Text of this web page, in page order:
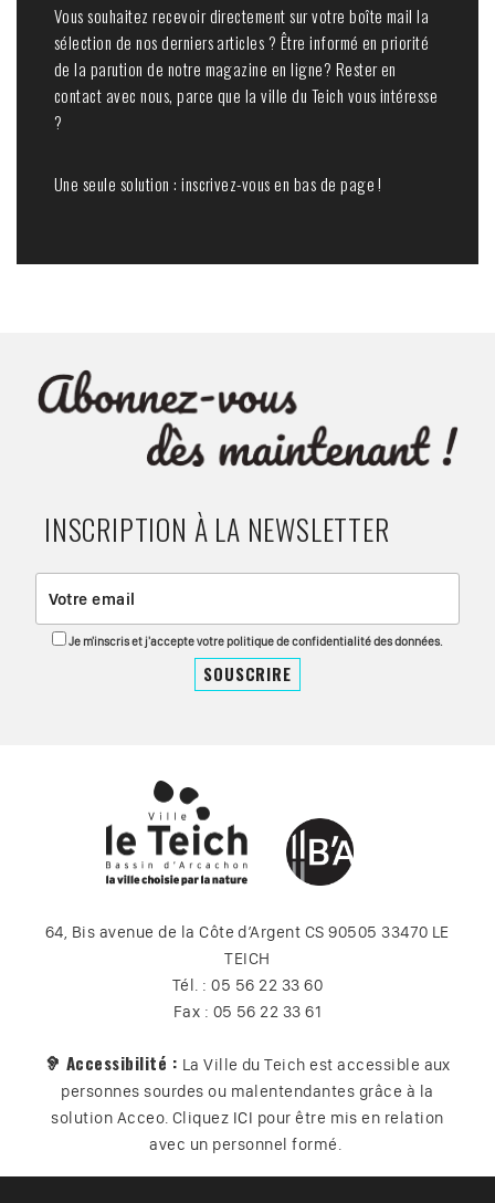
Vous souhaitez recevoir directement sur votre boîte mail la
sélection de nos derniers articles ? Être informé en priorité
de la parution de notre magazine en ligne? Rester en
contact avec nous, parce que la ville du Teich vous intéresse
?
Une seule solution : inscrivez-vous en bas de page !
INSCRIPTION À LA NEWSLETTER
Je m'inscris et j'accepte votre politique de confidentialité des données.
64, Bis avenue de la Côte d’Argent CS 90505 33470 LE
TEICH
Tél. : 05 56 22 33 60
Fax : 05 56 22 33 61
🦻 Accessibilité : La Ville du Teich est accessible aux
personnes sourdes ou malentendantes grâce à la
solution Acceo. Cliquez ICI pour être mis en relation
avec un personnel formé.